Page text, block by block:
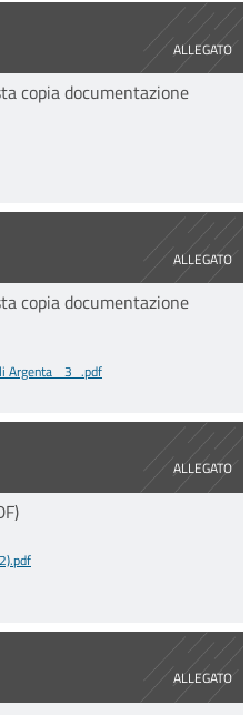
ALLEGATO
copia documentazione
ALLEGATO
_ Rizzoli Argenta _3_.pdf
copia documentazione
Argenta _3_.pdf
ALLEGATO
ALLEGATO